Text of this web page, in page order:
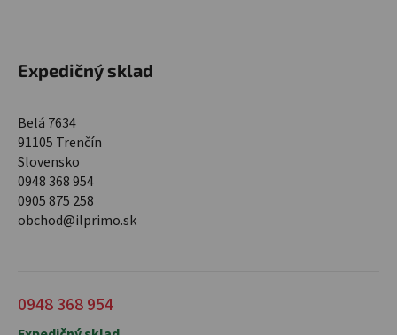
Expedičný sklad
Belá 7634
91105 Trenčín
Slovensko
0948 368 954
0905 875 258
obchod@ilprimo.sk
0948 368 954